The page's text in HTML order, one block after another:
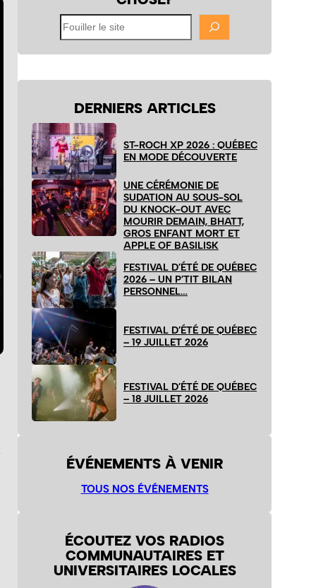
Fouiller
le
site
DERNIERS ARTICLES
ST-ROCH XP 2026 : QUÉBEC
EN MODE DÉCOUVERTE
UNE CÉRÉMONIE DE
SUDATION AU SOUS-SOL
DU KNOCK-OUT AVEC
MOURIR DEMAIN, BHATT,
GROS ENFANT MORT ET
APPLE OF BASILISK
FESTIVAL D’ÉTÉ DE QUÉBEC
2026 – UN P’TIT BILAN
PERSONNEL…
FESTIVAL D’ÉTÉ DE QUÉBEC
– 19 JUILLET 2026
FESTIVAL D’ÉTÉ DE QUÉBEC
– 18 JUILLET 2026
ÉVÉNEMENTS À VENIR
TOUS NOS ÉVÉNEMENTS
ÉCOUTEZ VOS RADIOS
COMMUNAUTAIRES ET
UNIVERSITAIRES LOCALES